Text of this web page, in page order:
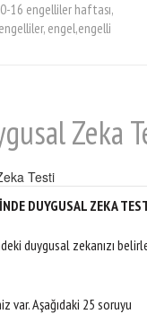
16 engelliler haftası,
engel,engelli
Zeka
DUYGUSAL ZEKA
duygusal zekanızı
var. Aşağıdaki 25 soruyu